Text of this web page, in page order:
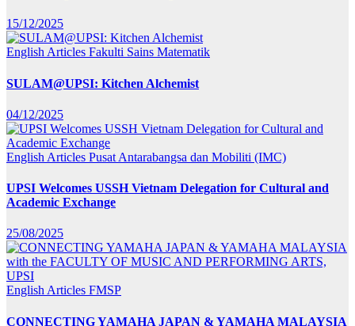
15/12/2025
English Articles Fakulti Sains Matematik
SULAM@UPSI: Kitchen Alchemist
04/12/2025
English Articles Pusat Antarabangsa dan Mobiliti (IMC)
UPSI Welcomes USSH Vietnam Delegation for Cultural and
Academic Exchange
25/08/2025
English Articles FMSP
CONNECTING YAMAHA JAPAN & YAMAHA MALAYSIA